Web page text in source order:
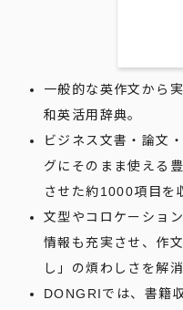
一般的な英作文から
和英活用辞典。
ビジネス文書・論文
グにそのまま使える
させた約1000項目を
文型やコロケーショ
情報も充実させ、作
し」の煩わしさを解消
DONGRIでは、書籍